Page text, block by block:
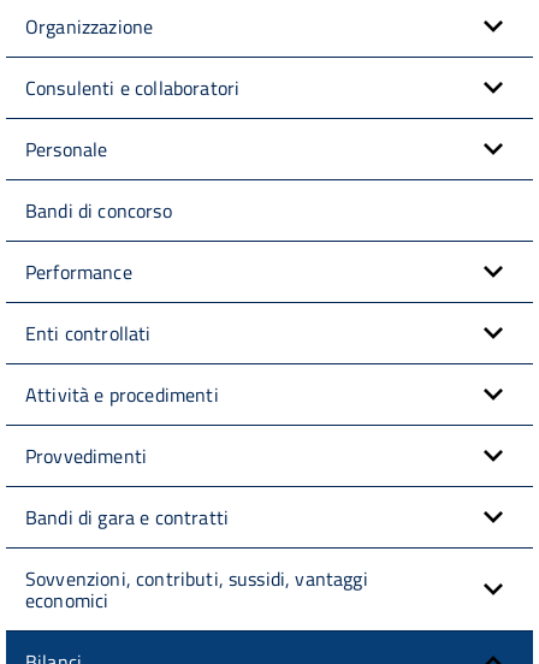
Organizzazione
Consulenti e collaboratori
Personale
Bandi di concorso
Performance
Enti controllati
Attività e procedimenti
Provvedimenti
Bandi di gara e contratti
Sovvenzioni, contributi, sussidi, vantaggi
economici